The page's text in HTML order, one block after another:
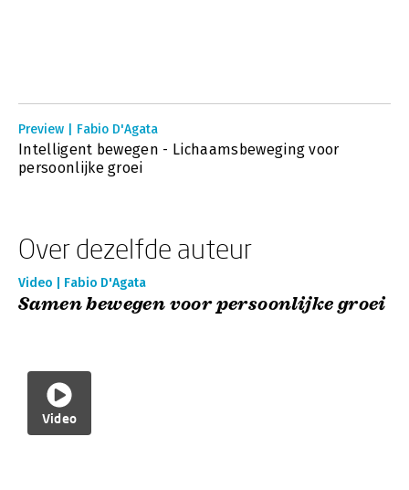
Preview | Fabio D'Agata
Intelligent bewegen - Lichaamsbeweging voor
persoonlijke groei
Over dezelfde auteur
Video | Fabio D'Agata
Samen bewegen voor persoonlijke groei
Video